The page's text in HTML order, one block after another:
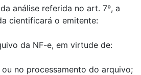
análise referida no art. 7º, a
cientificará o emitente:
da NF-e, em virtude de:
no processamento do arquivo;